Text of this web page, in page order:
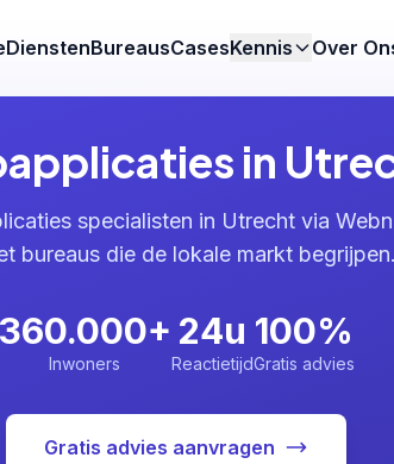
DienstenBureausCasesKennis Over
in
specialisten in Utrecht via
bureaus die de lokale markt begrijpen.
360.000+
Inwoners
24u
Reactietijd
100%
Gratis advies
Gratis advies aanvragen